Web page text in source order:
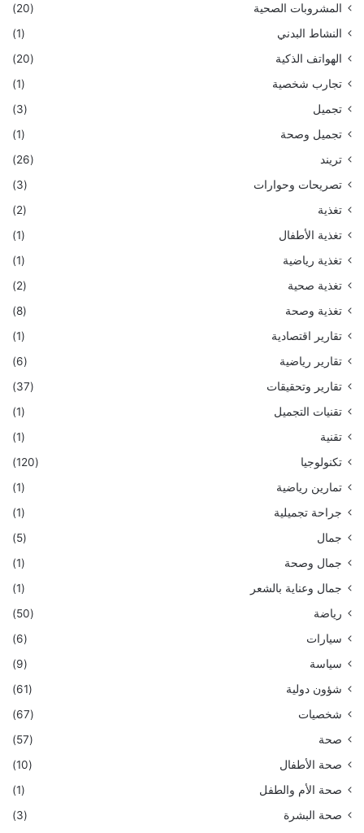
المشروبات الصحية
(20)
النشاط البدني
(1)
الهواتف الذكية
(20)
تجارب شخصية
(1)
تجميل
(3)
تجميل وصحة
(1)
تريند
(26)
تصريحات وحوارات
(3)
تغذية
(2)
تغذية الأطفال
(1)
تغذية رياضية
(1)
تغذية صحية
(2)
تغذية وصحة
(8)
تقارير اقتصادية
(1)
تقارير رياضية
(6)
تقارير وتحقيقات
(37)
تقنيات التجميل
(1)
تقنية
(1)
تكنولوجيا
(120)
تمارين رياضية
(1)
جراحة تجميلية
(1)
جمال
(5)
جمال وصحة
(1)
جمال وعناية بالشعر
(1)
رياضة
(50)
سيارات
(6)
سياسة
(9)
شؤون دولية
(61)
شخصيات
(67)
صحة
(57)
صحة الأطفال
(10)
صحة الأم والطفل
(1)
صحة البشرة
(3)